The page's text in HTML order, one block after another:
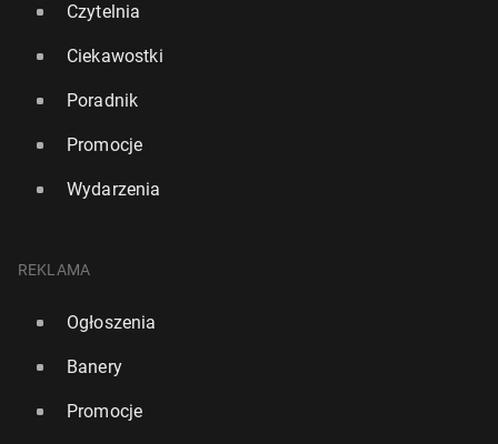
Czytelnia
Ciekawostki
Poradnik
Promocje
Wydarzenia
REKLAMA
Ogłoszenia
Banery
Promocje